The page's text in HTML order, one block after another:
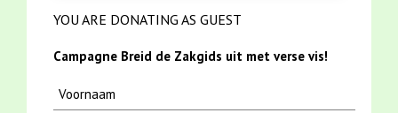
YOU ARE DONATING AS GUEST
Campagne Breid de Zakgids uit met verse vis!